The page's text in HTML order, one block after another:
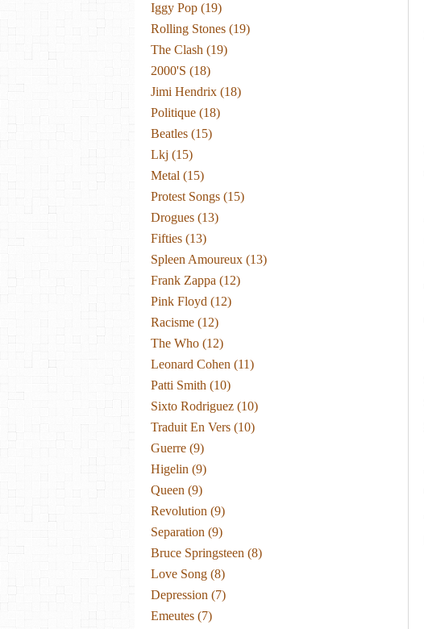
Iggy Pop (19)
Rolling Stones (19)
The Clash (19)
2000's (18)
Jimi Hendrix (18)
Politique (18)
Beatles (15)
Lkj (15)
Metal (15)
Protest Songs (15)
Drogues (13)
Fifties (13)
Spleen Amoureux (13)
Frank Zappa (12)
Pink Floyd (12)
Racisme (12)
The Who (12)
Leonard Cohen (11)
Patti Smith (10)
Sixto Rodriguez (10)
Traduit En Vers (10)
Guerre (9)
Higelin (9)
Queen (9)
Revolution (9)
Separation (9)
Bruce Springsteen (8)
Love Song (8)
Depression (7)
Emeutes (7)